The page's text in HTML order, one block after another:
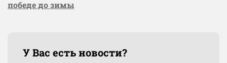
победе до зимы
У Вас есть новости?